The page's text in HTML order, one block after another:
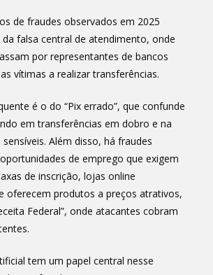
de fraudes observados em 2025
falsa central de atendimento, onde
por representantes de bancos
vítimas a realizar transferências.
é o do “Pix errado”, que confunde
em transferências em dobro e na
Além disso, há fraudes
de emprego que exigem
de inscrição, lojas online
oferecem produtos a preços atrativos,
Federal”, onde atacantes cobram
tem um papel central nesse